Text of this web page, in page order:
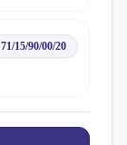
71/15/90/00/20